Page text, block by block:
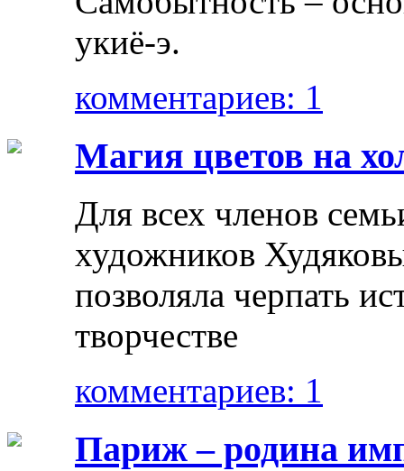
укиё-э.
комментариев: 1
Магия цветов на
Для всех членов
художников
позволяла черпать
творчестве
комментариев: 1
Париж – родина